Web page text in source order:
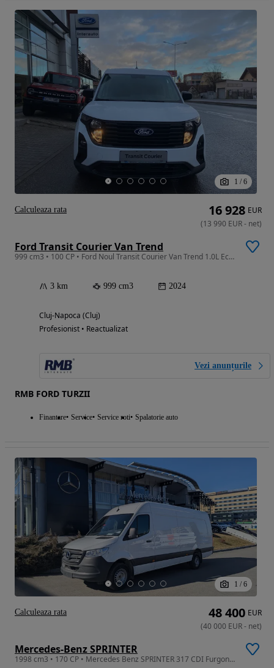
1 / 6
Ford Transit Courier Van Trend
999 cm3 • 100 CP • Ford Noul Transit Courier Van Trend 1.0L EcoBoost 100 CP M6 FWD
3 km 999 cm3 2024
Cluj-Napoca (Cluj)
Profesionist • Reactualizat
Vezi anunțurile
RMB FORD TURZII
Finantare Service Service roti Spalatorie auto
16 928 EUR
(13 990 EUR- net)
Calculeaza rata
1 / 6
Mercedes-Benz SPRINTER
1998 cm3 • 170 CP • Mercedes Benz SPRINTER 317 CDI Furgon Extra lung
48 400 EUR
(40 000 EUR- net)
Calculeaza rata